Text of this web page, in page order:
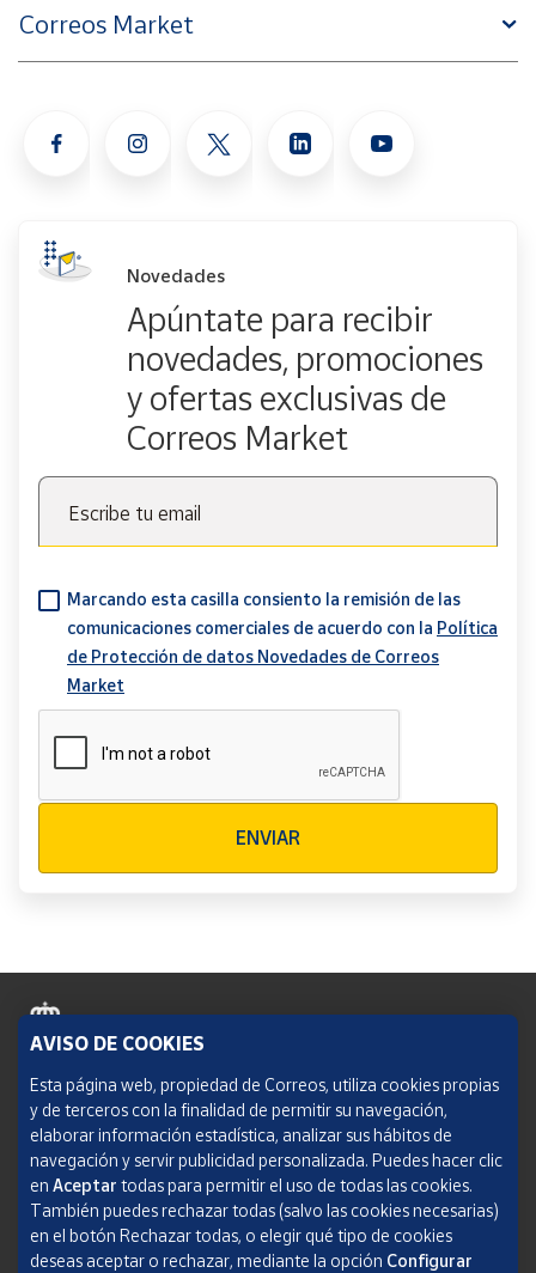
Correos Market
Novedades
Apúntate para recibir
novedades, promociones
y ofertas exclusivas de
Correos Market
Escribe tu email
Marcando esta casilla consiento la remisión de las
comunicaciones comerciales de acuerdo con la Política
de Protección de datos Novedades de Correos
Market
ENVIAR
Política de cookies
Aviso legal
Condiciones del servicio
Política de Privacidad Web
AVISO DE COOKIES
Esta página web, propiedad de Correos, utiliza cookies propias
y de terceros con la finalidad de permitir su navegación,
elaborar información estadística, analizar sus hábitos de
navegación y servir publicidad personalizada. Puedes hacer clic
en Aceptar todas para permitir el uso de todas las cookies.
También puedes rechazar todas (salvo las cookies necesarias)
en el botón Rechazar todas, o elegir qué tipo de cookies
deseas aceptar o rechazar, mediante la opción Configurar